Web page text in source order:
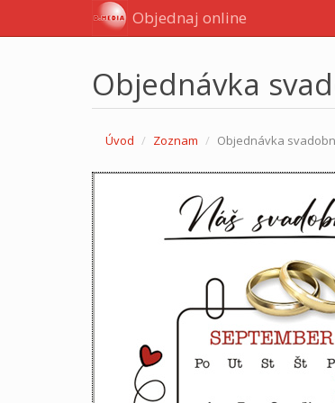
Objednaj online
Objednávka
Úvod Zoznam Objednávka